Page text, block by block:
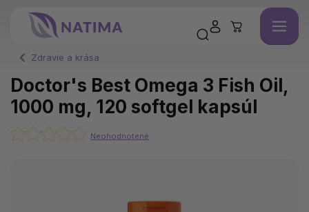
Zdravie a krása
Doctor's Best Omega 3 Fish Oil,
1000 mg, 120 softgel kapsúl
Neohodnotené